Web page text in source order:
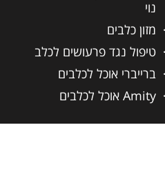
נוי
מזון כלבים
טיפול נגד פרעושים לכלב
ברייברי אוכל לכלבים
Amity אוכל לכלבים